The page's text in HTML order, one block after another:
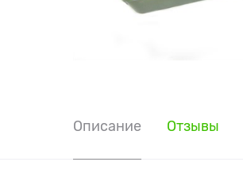
Описание Отзывы